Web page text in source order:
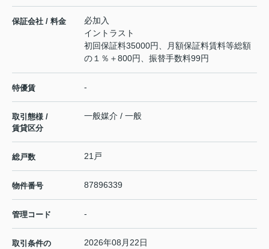
保証会社 / 料金
必加入
イントラスト
初回保証料35000円、月額保証料賃料等総額
の１％＋800円、振替手数料99円
特優賃 -
取引態様 /
賃貸区分
一般媒介 / 一般
総戸数 21戸
物件番号 87896339
管理コード -
取引条件の
2026年08月22日